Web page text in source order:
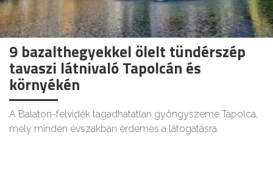
9 bazalthegyekkel ölelt tündérszép
tavaszi látnivaló Tapolcán és
környékén
A Balaton-felvidék tagadhatatlan gyöngyszeme Tapolca,
mely minden évszakban érdemes a látogatásra.